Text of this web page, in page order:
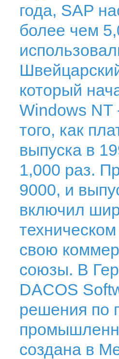
года, SAP
более чем
который
Windows NT
того, как
выпуска в
1,000 раз.
9000, и
включил
свою
союзы. В
DACOS
решения по
создана в